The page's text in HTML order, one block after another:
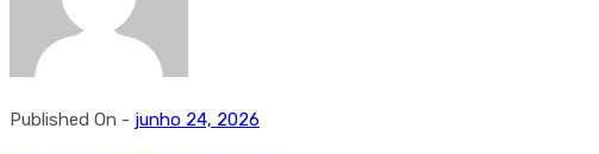
Published On - junho 24, 2026